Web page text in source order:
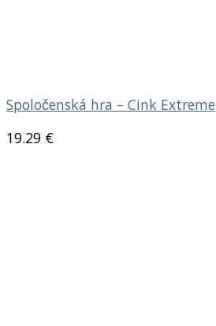
Spoločenská hra – Cink Extreme
19.29 €